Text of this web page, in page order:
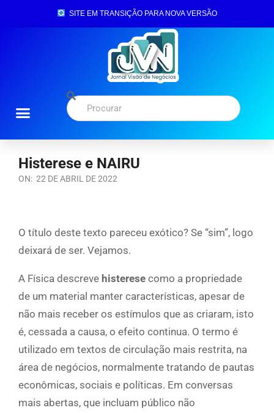
SITE EM TRANSIÇÃO PARA NOVA VERSÃO
Histerese e NAIRU
ON: 22 DE ABRIL DE 2022
O título deste texto pareceu exótico? Se “sim”, logo
deixará de ser. Vejamos.
A Física descreve histerese como a propriedade
de um material manter características, apesar de
não mais receber os estímulos que as criaram, isto
é, cessada a causa, o efeito continua. O termo é
utilizado em textos de circulação mais restrita, na
área de negócios, normalmente tratando de pautas
econômicas, sociais e políticas. Em conversas
mais abertas, que incluam público não